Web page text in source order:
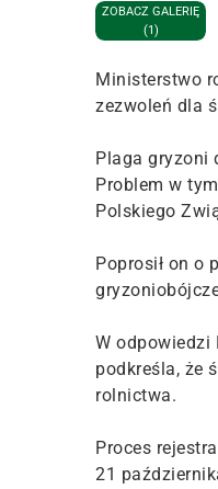
ZOBACZ GALERIĘ
(1)
Ministerstwo
zezwoleń dla
Plaga gryzoni
Problem w
Polskiego
Poprosił on o
W odpowiedzi
podkreśla, że
rolnictwa.
Proces
21